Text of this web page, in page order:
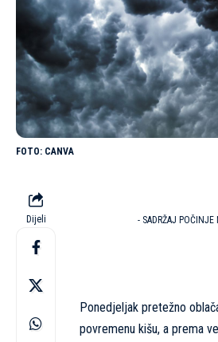
CANVA
Dijeli - SADRŽAJ POČINJE
Ponedjeljak pretežno
povremenu kišu, a prema